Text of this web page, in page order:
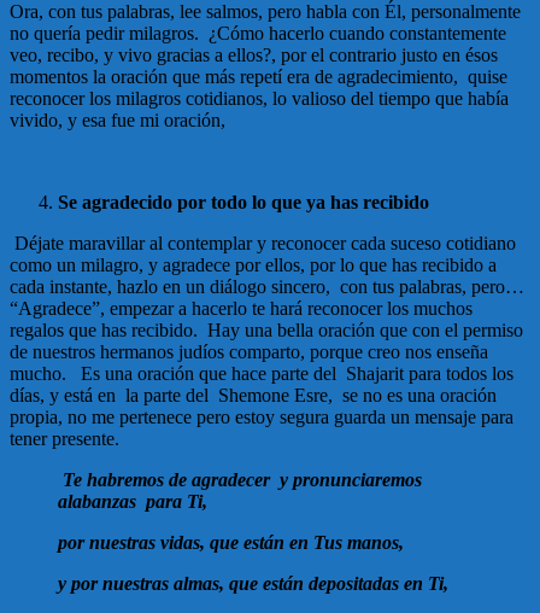
Ora, con tus palabras, lee salmos, pero habla con Él, personalmente
no quería pedir milagros. ¿Cómo hacerlo cuando constantemente
veo, recibo, y vivo gracias a ellos?, por el contrario justo en ésos
momentos la oración que más repetí era de agradecimiento, quise
reconocer los milagros cotidianos, lo valioso del tiempo que había
vivido, y esa fue mi oración,
Se agradecido por todo lo que ya has recibido
Déjate maravillar al contemplar y reconocer cada suceso cotidiano
como un milagro, y agradece por ellos, por lo que has recibido a
cada instante, hazlo en un diálogo sincero, con tus palabras, pero…
“Agradece”, empezar a hacerlo te hará reconocer los muchos
regalos que has recibido. Hay una bella oración que con el permiso
de nuestros hermanos judíos comparto, porque creo nos enseña
mucho. Es una oración que hace parte del Shajarit para todos los
días, y está en la parte del Shemone Esre, se no es una oración
propia, no me pertenece pero estoy segura guarda un mensaje para
tener presente.
Te habremos de agradecer y pronunciaremos
alabanzas para Ti,
por nuestras vidas, que están en Tus manos,
y por nuestras almas, que están depositadas en Ti,